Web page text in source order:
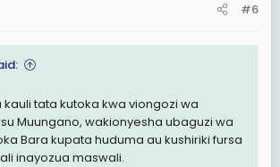
#6
kauli tata kutoka kwa viongozi wa
Muungano, wakionyesha ubaguzi wa
Bara kupata huduma au kushiriki fursa
inayozua maswali.